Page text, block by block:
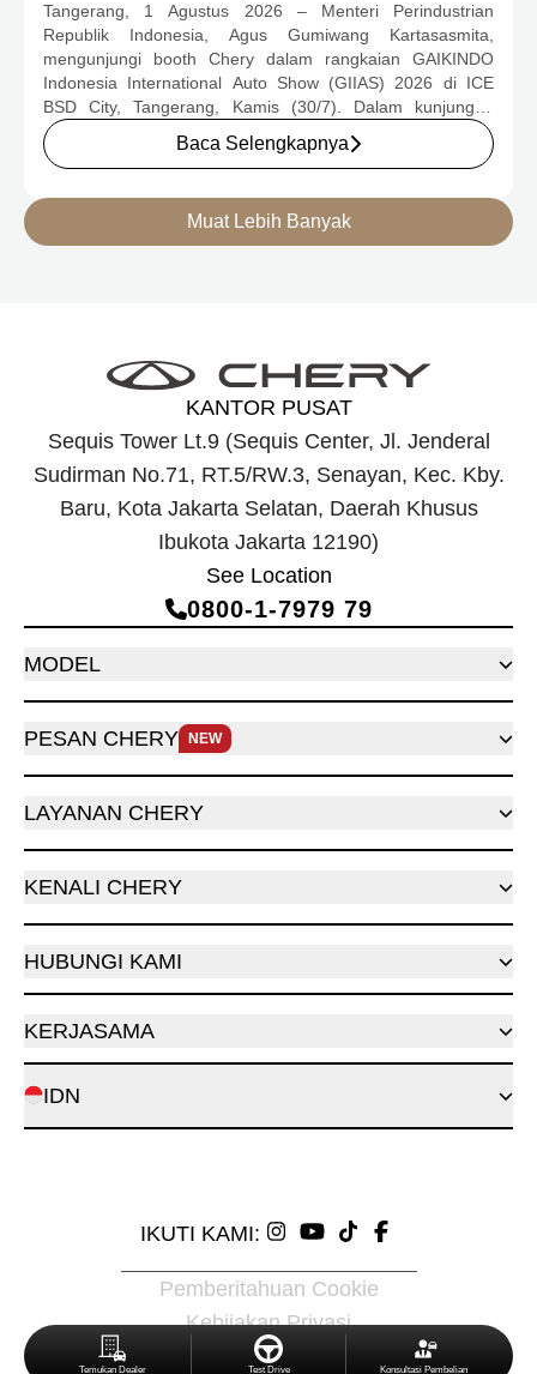
CSH YANG JADI SOROTAN DI GIIAS
2026
Tangerang, 1 Agustus 2026 – Menteri Perindustrian
Republik Indonesia, Agus Gumiwang Kartasasmita,
mengunjungi booth Chery dalam rangkaian GAIKINDO
Indonesia International Auto Show (GIIAS) 2026 di ICE
BSD City, Tangerang, Kamis (30/7). Dalam kunjungan
tersebut, Menteri Perindustrian meninjau dua produk
elektrifikasi terbaru Chery, yakni Chery Q, compact EV
berteknologi Range-Extended Electric Vehicle (REEV) yang
dirancang untuk mendukung perjalanan jarak jauh.
Baca Selengkapnya
Muat Lebih Banyak
KANTOR PUSAT
Sequis Tower Lt.9 (Sequis Center, Jl. Jenderal
Sudirman No.71, RT.5/RW.3, Senayan, Kec. Kby.
Baru, Kota Jakarta Selatan, Daerah Khusus
Ibukota Jakarta 12190)
See Location
0800‑1‑7979 79
MODEL
PESAN CHERY NEW
LAYANAN CHERY
KENALI CHERY
HUBUNGI KAMI
KERJASAMA
IDN
IKUTI KAMI:
Pemberitahuan Cookie
Kebijakan Privasi
© 2026 Chery Indonesia
Temukan Dealer Test Drive Konsultasi Pembelian